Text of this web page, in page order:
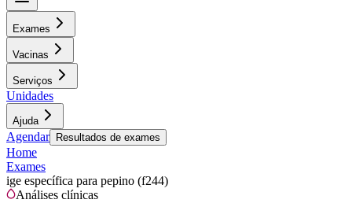
Exames
Vacinas
Serviços
Unidades
Ajuda
Agendar Resultados de exames
Home
Exames
ige específica para pepino (f244)
Análises clínicas